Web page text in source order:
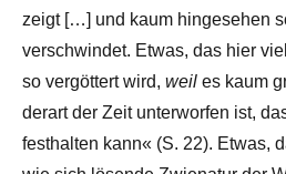
zeigt […] und kaum hingesehen
verschwindet. Etwas, das hier
so vergöttert wird, weil es kaum
derart der Zeit unterworfen ist,
festhalten kann« (S. 22). Etwas,